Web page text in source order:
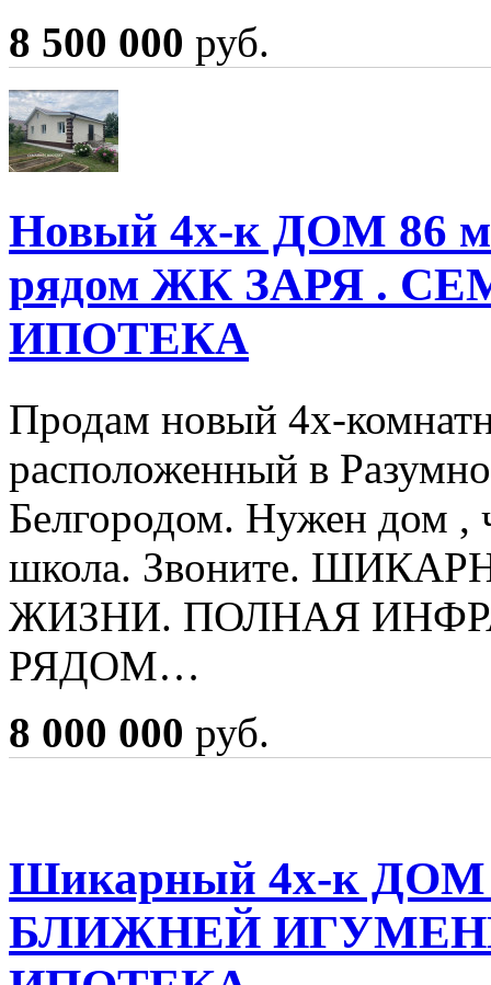
8 500 000 руб.
Новый 4х-к ДОМ 86
рядом ЖК ЗАРЯ .
ИПОТЕКА
Продам новый 4х-
расположенный в
Белгородом. Нужен дом ,
школа. Звоните.
ЖИЗНИ. ПОЛНАЯ
РЯДОМ…
8 000 000 руб.
Шикарный 4х-к ДОМ
БЛИЖНЕЙ